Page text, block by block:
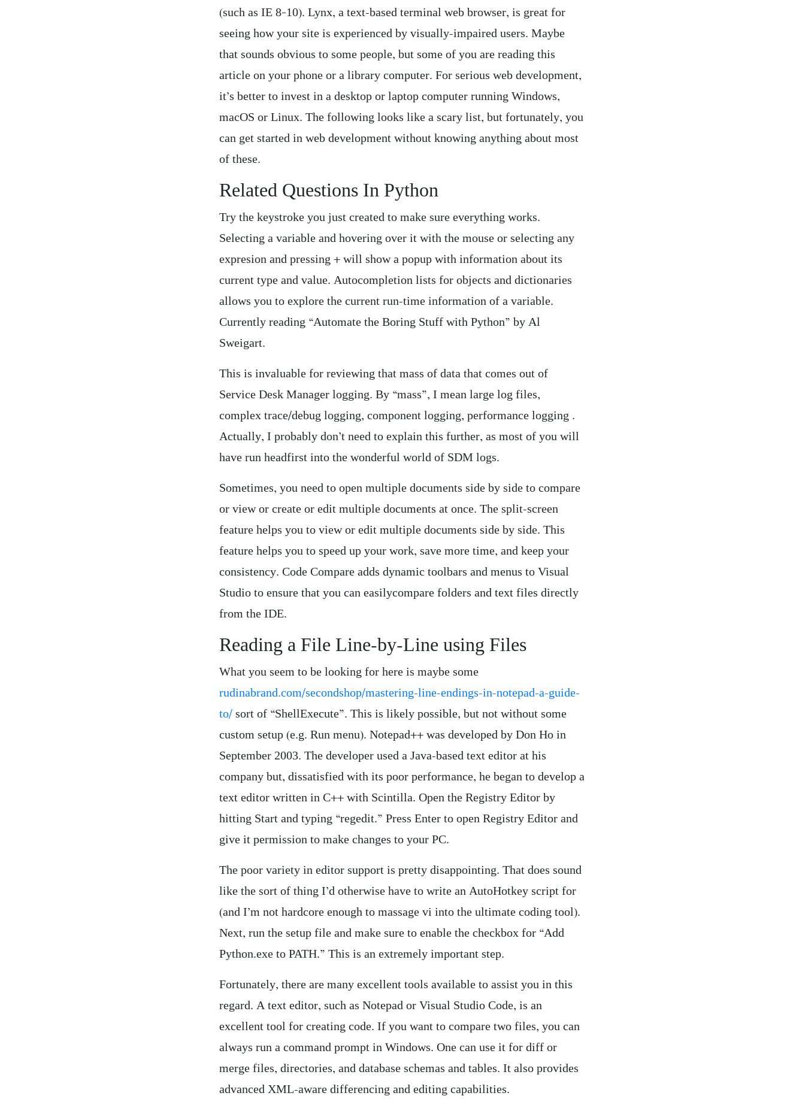
(such as IE 8–10). Lynx, a text-based terminal web browser, is great for
seeing how your site is experienced by visually-impaired users. Maybe
that sounds obvious to some people, but some of you are reading this
article on your phone or a library computer. For serious web development,
it’s better to invest in a desktop or laptop computer running Windows,
macOS or Linux. The following looks like a scary list, but fortunately, you
can get started in web development without knowing anything about most
of these.
Related Questions In Python
Try the keystroke you just created to make sure everything works.
Selecting a variable and hovering over it with the mouse or selecting any
expresion and pressing + will show a popup with information about its
current type and value. Autocompletion lists for objects and dictionaries
allows you to explore the current run-time information of a variable.
Currently reading “Automate the Boring Stuff with Python” by Al
Sweigart.
This is invaluable for reviewing that mass of data that comes out of
Service Desk Manager logging. By “mass”, I mean large log files,
complex trace/debug logging, component logging, performance logging .
Actually, I probably don’t need to explain this further, as most of you will
have run headfirst into the wonderful world of SDM logs.
Sometimes, you need to open multiple documents side by side to compare
or view or create or edit multiple documents at once. The split-screen
feature helps you to view or edit multiple documents side by side. This
feature helps you to speed up your work, save more time, and keep your
consistency. Code Compare adds dynamic toolbars and menus to Visual
Studio to ensure that you can easilycompare folders and text files directly
from the IDE.
Reading a File Line-by-Line using Files
What you seem to be looking for here is maybe some
rudinabrand.com/secondshop/mastering-line-endings-in-notepad-a-guide-
to/ sort of “ShellExecute”. This is likely possible, but not without some
custom setup (e.g. Run menu). Notepad++ was developed by Don Ho in
September 2003. The developer used a Java-based text editor at his
company but, dissatisfied with its poor performance, he began to develop a
text editor written in C++ with Scintilla. Open the Registry Editor by
hitting Start and typing “regedit.” Press Enter to open Registry Editor and
give it permission to make changes to your PC.
The poor variety in editor support is pretty disappointing. That does sound
like the sort of thing I’d otherwise have to write an AutoHotkey script for
(and I’m not hardcore enough to massage vi into the ultimate coding tool).
Next, run the setup file and make sure to enable the checkbox for “Add
Python.exe to PATH.” This is an extremely important step.
Fortunately, there are many excellent tools available to assist you in this
regard. A text editor, such as Notepad or Visual Studio Code, is an
excellent tool for creating code. If you want to compare two files, you can
always run a command prompt in Windows. One can use it for diff or
merge files, directories, and database schemas and tables. It also provides
advanced XML-aware differencing and editing capabilities.